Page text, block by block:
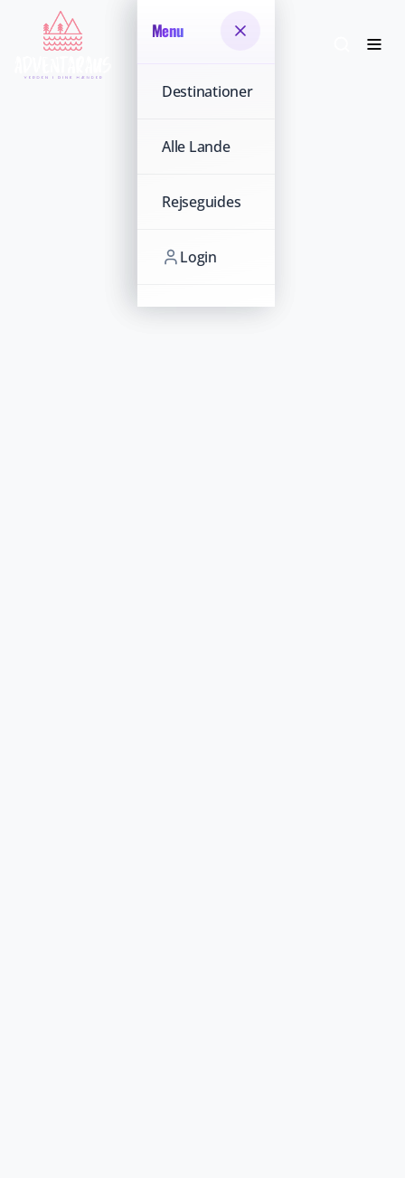
Menu
Destinationer
Alle Lande
Rejseguides
Login
Menu
Destinationer
Alle Lande
Rejseguides
Login